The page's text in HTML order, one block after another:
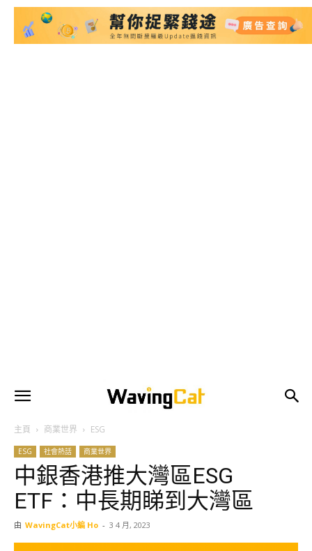
主頁 商業世界 ESG
ESG 社會熱話 商業世界
中銀香港推大灣區ESG
ETF：中長期睇到大灣區
由 WavingCat小編 Ho - 3 4 月, 2023